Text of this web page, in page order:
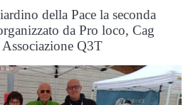
della Pace la seconda
da Pro loco, Cag
Q3T